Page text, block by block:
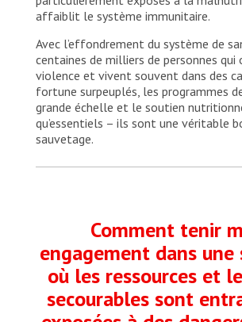
affaiblit le système immunitaire.
Avec l’effondrement du système de
centaines de milliers de personnes
violence et vivent souvent dans des
fortune surpeuplés, les programmes
grande échelle et le soutien
qu’essentiels – ils sont une véritable
sauvetage.
Comment tenir
engagement dans
où les ressources et
secourables sont